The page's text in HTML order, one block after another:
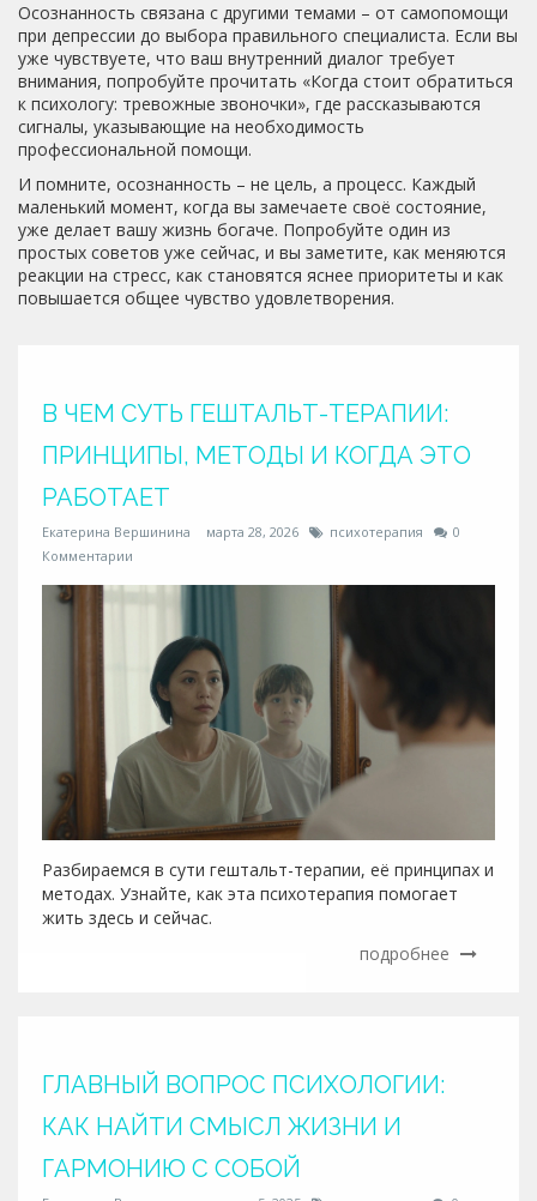
Осознанность связана с другими темами – от самопомощи
при депрессии до выбора правильного специалиста. Если вы
уже чувствуете, что ваш внутренний диалог требует
внимания, попробуйте прочитать «Когда стоит обратиться
к психологу: тревожные звоночки», где рассказываются
сигналы, указывающие на необходимость
профессиональной помощи.
И помните, осознанность – не цель, а процесс. Каждый
маленький момент, когда вы замечаете своё состояние,
уже делает вашу жизнь богаче. Попробуйте один из
простых советов уже сейчас, и вы заметите, как меняются
реакции на стресс, как становятся яснее приоритеты и как
повышается общее чувство удовлетворения.
В ЧЕМ СУТЬ ГЕШТАЛЬТ-ТЕРАПИИ:
ПРИНЦИПЫ, МЕТОДЫ И КОГДА ЭТО
РАБОТАЕТ
Екатерина Вершинина марта 28, 2026 психотерапия
0
Комментарии
Разбираемся в сути гештальт-терапии, её принципах и
методах. Узнайте, как эта психотерапия помогает
жить здесь и сейчас.
подробнее
ГЛАВНЫЙ ВОПРОС ПСИХОЛОГИИ:
КАК НАЙТИ СМЫСЛ ЖИЗНИ И
ГАРМОНИЮ С СОБОЙ